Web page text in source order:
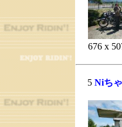
676 x
5 Niち